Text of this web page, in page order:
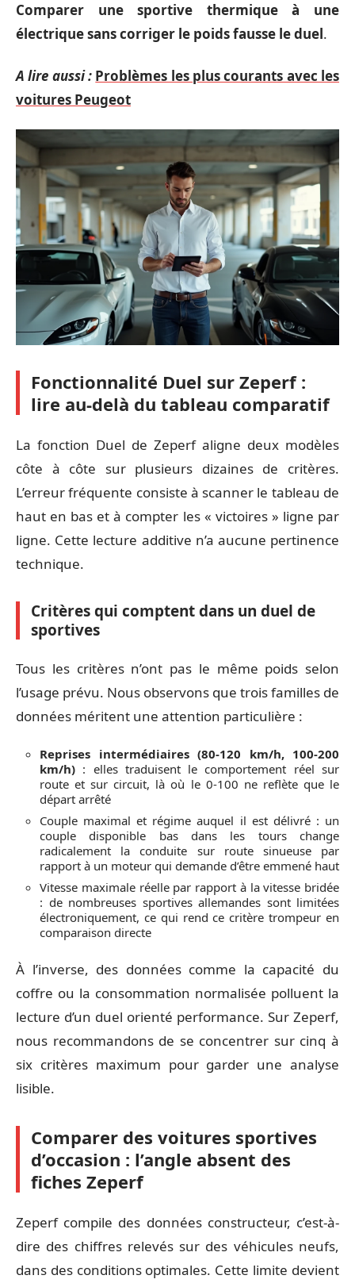
Comparer une sportive thermique à une
électrique sans corriger le poids fausse le duel.
A lire aussi : Problèmes les plus courants avec les
voitures Peugeot
Fonctionnalité Duel sur Zeperf :
lire au-delà du tableau comparatif
La fonction Duel de Zeperf aligne deux modèles
côte à côte sur plusieurs dizaines de critères.
L’erreur fréquente consiste à scanner le tableau de
haut en bas et à compter les « victoires » ligne par
ligne. Cette lecture additive n’a aucune pertinence
technique.
Critères qui comptent dans un duel de
sportives
Tous les critères n’ont pas le même poids selon
l’usage prévu. Nous observons que trois familles de
données méritent une attention particulière :
Reprises intermédiaires (80-120 km/h, 100-200
km/h) : elles traduisent le comportement réel sur
route et sur circuit, là où le 0-100 ne reflète que le
départ arrêté
Couple maximal et régime auquel il est délivré : un
couple disponible bas dans les tours change
radicalement la conduite sur route sinueuse par
rapport à un moteur qui demande d’être emmené haut
Vitesse maximale réelle par rapport à la vitesse bridée
: de nombreuses sportives allemandes sont limitées
électroniquement, ce qui rend ce critère trompeur en
comparaison directe
À l’inverse, des données comme la capacité du
coffre ou la consommation normalisée polluent la
lecture d’un duel orienté performance. Sur Zeperf,
nous recommandons de se concentrer sur cinq à
six critères maximum pour garder une analyse
lisible.
Comparer des voitures sportives
d’occasion : l’angle absent des
fiches Zeperf
Zeperf compile des données constructeur, c’est-à-
dire des chiffres relevés sur des véhicules neufs,
dans des conditions optimales. Cette limite devient